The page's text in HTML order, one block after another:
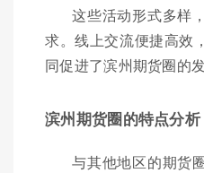
这些活动形式多样
求。线上交流便捷高效
同促进了滨州期货圈的发
滨州期货圈的特点分析
与其他地区的期货